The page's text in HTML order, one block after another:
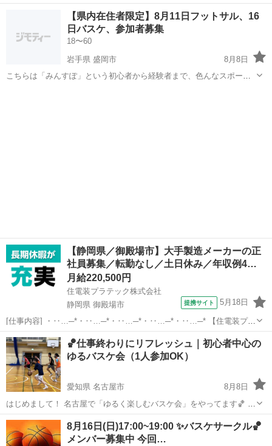
ります〜！🏀 未経験者と経験者の割合5:5です🔰 (なんなら未経験の方
バスケットボール
【県内在住者限定】8月11日フットサル、16
日バスケ、参加者募集
18〜60
岩手県 盛岡市
8月8日
こちらは「みんすぽ」という初心者から経験者まで、色んなスポーツ
【静岡県／御殿場市】大手製造メーカーの正
社員募集／転勤なし／土日休み／年収例4…
月給220,500円
住電装プラテック株式会社
静岡県 御殿場市
提携サイト 5月18日
[仕事内容] ・‥…─*・‥…─*・‥…─*・‥…─*・‥…─* 【住電装プラ
テック株式会社】 当社では、 自動車の情報を伝達する重要な役割を果
たしている、 ワイヤーハーネスの配線の分岐や接続を担うコネクタの
製造を成形・プ...
静岡 御殿場市 工場
🏀仕事終わりにリフレッシュ｜初心者中心の
ゆるバスケ会（1人参加OK）
愛知県 名古屋市
8月8日
はじめまして！ 名古屋で「ゆるく楽しむバスケ会」をやってます🏀 最
近こんなこと思ってませんか？ ・運動不足だけどジムは続かない ・久
しぶりに体動かしたい ・でもガチなスポーツはちょっとハードル高
い… ...
愛知 名古屋市 バスケットボール
8月16日(日)17:00~19:00 ✨バスケサークル🏀
メンバー募集中 今回…